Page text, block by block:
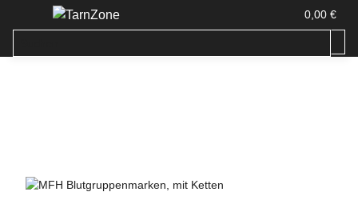
0,00 €